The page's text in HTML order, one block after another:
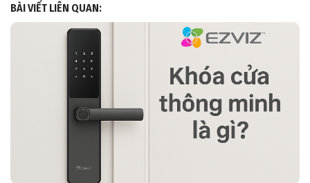
BÀI VIẾT LIÊN QUAN: